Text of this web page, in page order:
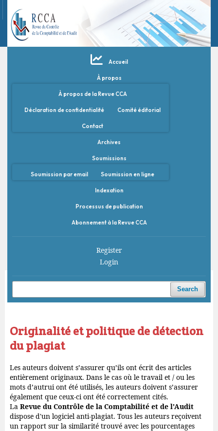
Accueil
À propos
À propos de la Revue CCA
Déclaration de confidentialité Comité éditorial
Contact
Archives
Soumissions
Soumission par email Soumission en ligne
Indexation
Processus de publication
Abonnement à la Revue CCA
Register
Login
Search
Home / Originalité et politique de détection du plagiat
Originalité et politique de détection
du plagiat
Les auteurs doivent s’assurer qu’ils ont écrit des articles
entièrement originaux. Dans le cas où le travail et / ou les
mots d’autrui ont été utilisés, les auteurs doivent s’assurer
également que ceux-ci ont été correctement cités.
La Revue du Contrôle de la Comptabilité et de l'Audit
dispose d'un logiciel anti-plagiat. Tous les auteurs reçoivent
un rapport sur la similarité trouvé avec les pourcentages